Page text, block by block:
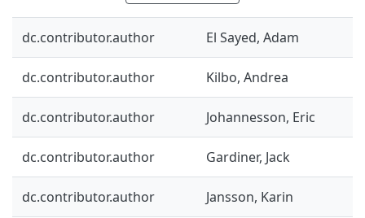
dc.contributor.author El Sayed, Adam
dc.contributor.author Kilbo, Andrea
dc.contributor.author Johannesson, Eric
dc.contributor.author Gardiner, Jack
dc.contributor.author Jansson, Karin